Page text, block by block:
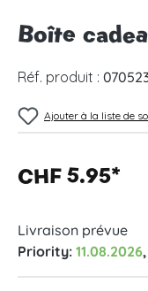
Boîte
Réf. produit :
Ajouter à la liste de
CHF 5.95*
Livraison prévue
Priority: 11.08.2026